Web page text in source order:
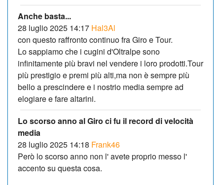
Anche basta...
28 luglio 2025 14:17 Hal3Al
con questo raffronto continuo fra Giro e Tour.
Lo sappiamo che i cugini d'Oltralpe sono
infinitamente più bravi nel vendere i loro prodotti.Tour
più prestigio e premi più alti,ma non è sempre più
bello a prescindere e i nostrio media sempre ad
elogiare e fare altarini.
Lo scorso anno al Giro ci fu il record di velocità
media
28 luglio 2025 14:18 Frank46
Però lo scorso anno non l' avete proprio messo l'
accento su questa cosa.